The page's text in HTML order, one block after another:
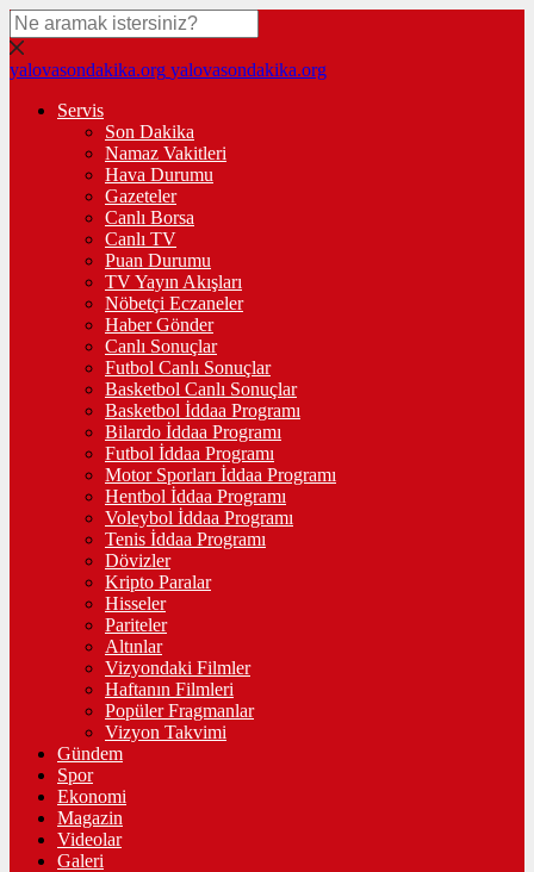
yalovasondakika.org yalovasondakika.org
Servis
Son Dakika
Namaz Vakitleri
Hava Durumu
Gazeteler
Canlı Borsa
Canlı TV
Puan Durumu
TV Yayın Akışları
Nöbetçi Eczaneler
Haber Gönder
Canlı Sonuçlar
Futbol Canlı Sonuçlar
Basketbol Canlı Sonuçlar
Basketbol İddaa Programı
Bilardo İddaa Programı
Futbol İddaa Programı
Motor Sporları İddaa Programı
Hentbol İddaa Programı
Voleybol İddaa Programı
Tenis İddaa Programı
Dövizler
Kripto Paralar
Hisseler
Pariteler
Altınlar
Vizyondaki Filmler
Haftanın Filmleri
Popüler Fragmanlar
Vizyon Takvimi
Gündem
Spor
Ekonomi
Magazin
Videolar
Galeri